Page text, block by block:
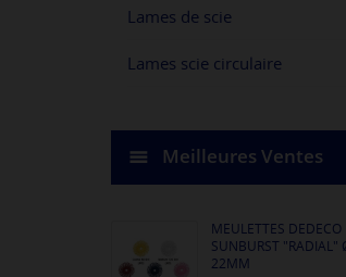
Lames de scie
Lames scie circulaire
Meilleures Ventes
MEULETTES DEDECO
SUNBURST "RADIAL"
22MM